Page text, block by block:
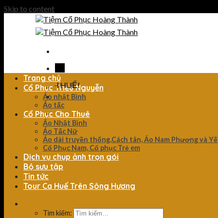
Skip to content
Trang chủ
Cổ Phục Triều Nguyễn
Áo nhật Bình
Áo tấc
Cổ Phục Cho Thuê
Áo Nhật Bình
Áo Tấc Nữ
Áo dài truyền thống,Cách tân, Áo Nam Phương và
Cổ Phục Nam, Cổ phục Trẻ em
Dịch vụ chụp ảnh trọn gói
Bộ sưu tập
Tin tức
Tour Ca Huế Trên Sông Hương
Tìm kiếm: